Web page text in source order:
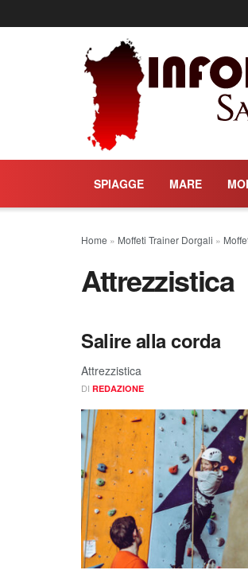
SPIAGGE MARE
Home » Moffeti Trainer Dorgali »
Attrezzistica
Salire alla corda
Attrezzistica
DI REDAZIONE